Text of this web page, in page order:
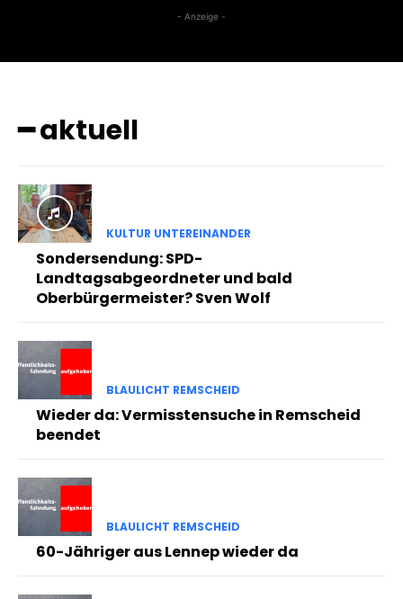
- Anzeige -
━ aktuell
KULTUR UNTEREINANDER
Sondersendung: SPD-
Landtagsabgeordneter und bald
Oberbürgermeister? Sven Wolf
BLAULICHT REMSCHEID
Wieder da: Vermisstensuche in Remscheid
beendet
BLAULICHT REMSCHEID
60-Jähriger aus Lennep wieder da